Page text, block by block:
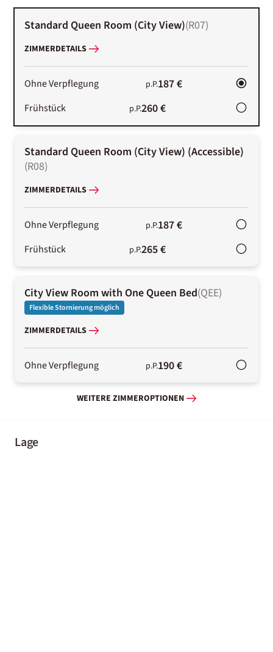
Standard Queen Room (City View)(R07)
ZIMMERDETAILS
Ohne Verpflegung p.P.187 €
Frühstück p.P.260 €
Standard Queen Room (City View) (Accessible)
(R08)
ZIMMERDETAILS
Ohne Verpflegung p.P.187 €
Frühstück p.P.265 €
City View Room with One Queen Bed(QEE)
Flexible Stornierung möglich
ZIMMERDETAILS
Ohne Verpflegung p.P.190 €
WEITERE ZIMMEROPTIONEN
Lage